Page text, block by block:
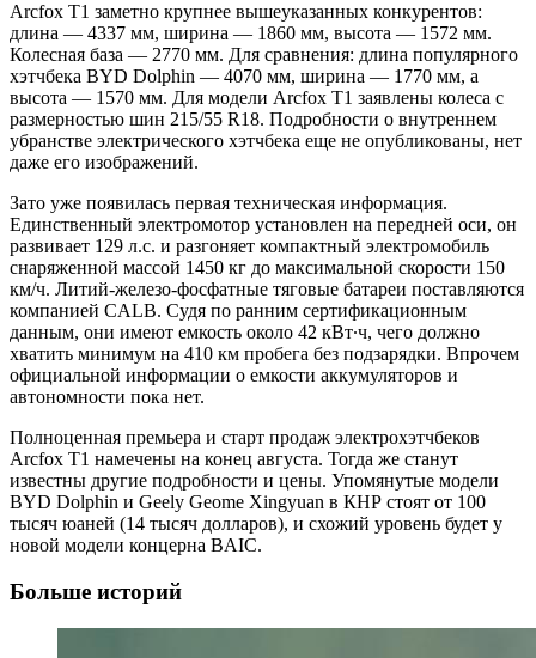
Arcfox T1 заметно крупнее вышеуказанных конкурентов:
длина — 4337 мм, ширина — 1860 мм, высота — 1572 мм.
Колесная база — 2770 мм. Для сравнения: длина популярного
хэтчбека BYD Dolphin — 4070 мм, ширина — 1770 мм, а
высота — 1570 мм. Для модели Arcfox T1 заявлены колеса с
размерностью шин 215/55 R18. Подробности о внутреннем
убранстве электрического хэтчбека еще не опубликованы, нет
даже его изображений.
Зато уже появилась первая техническая информация.
Единственный электромотор установлен на передней оси, он
развивает 129 л.с. и разгоняет компактный электромобиль
снаряженной массой 1450 кг до максимальной скорости 150
км/ч. Литий-железо-фосфатные тяговые батареи поставляются
компанией CALB. Судя по ранним сертификационным
данным, они имеют емкость около 42 кВт∙ч, чего должно
хватить минимум на 410 км пробега без подзарядки. Впрочем
официальной информации о емкости аккумуляторов и
автономности пока нет.
Полноценная премьера и старт продаж электрохэтчбеков
Arcfox T1 намечены на конец августа. Тогда же станут
известны другие подробности и цены. Упомянутые модели
BYD Dolphin и Geely Geome Xingyuan в КНР стоят от 100
тысяч юаней (14 тысяч долларов), и схожий уровень будет у
новой модели концерна BAIC.
Больше историй